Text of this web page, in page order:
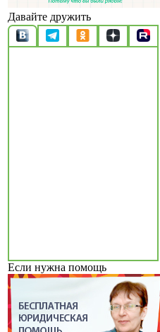
Давайте дружить
Если нужна помощь